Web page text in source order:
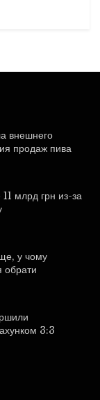
внешнего
продаж пива
млрд грн из-за
у чому
обрати
3:3